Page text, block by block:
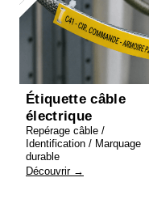
Étiquette câble
électrique
Repérage câble /
Identification / Marquage
durable
Découvrir →